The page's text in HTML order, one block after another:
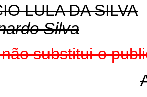
LULA DA SILVA
Silva
substitui o